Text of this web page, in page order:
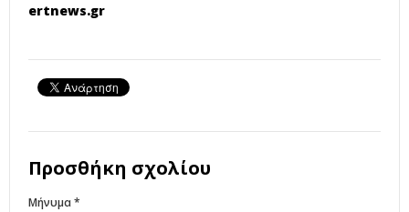
ertnews.gr
Προσθήκη σχολίου
Μήνυμα *